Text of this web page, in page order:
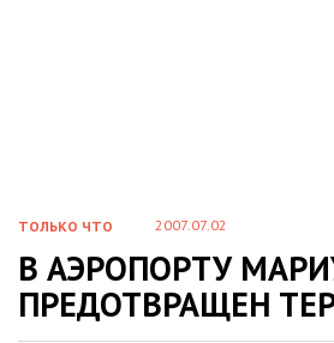
ТОЛЬКО ЧТО 2007.07.02
В АЭРОПОРТУ
ПРЕДОТВРАЩЕН